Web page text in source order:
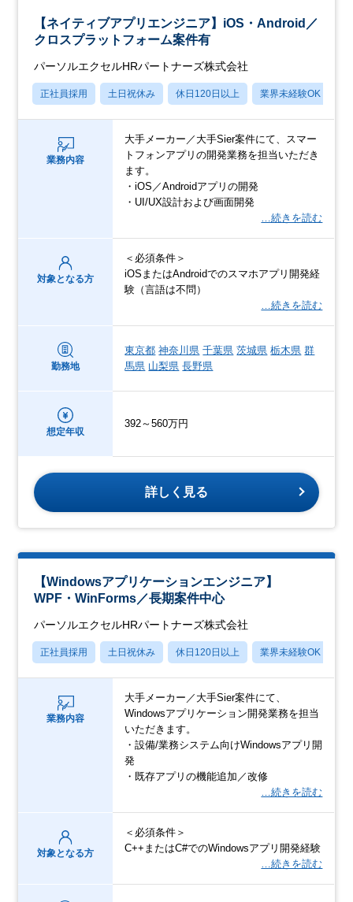
【ネイティブアプリエンジニア】iOS・Android／
クロスプラットフォーム案件有
パーソルエクセルHRパートナーズ株式会社
正社員採用 土日祝休み 休日120日以上 業界未経験OK
業務内容
大手メーカー／大手Sier案件にて、スマー
トフォンアプリの開発業務を担当いただき
ます。
・iOS／Androidアプリの開発
・UI/UX設計および画面開発
…続きを読む
対象となる方
＜必須条件＞
iOSまたはAndroidでのスマホアプリ開発経
験（言語は不問）
…続きを読む
勤務地
東京都 神奈川県 千葉県 茨城県 栃木県 群
馬県 山梨県 長野県
想定年収
392～560万円
詳しく見る
【Windowsアプリケーションエンジニア】
WPF・WinForms／長期案件中心
パーソルエクセルHRパートナーズ株式会社
正社員採用 土日祝休み 休日120日以上 業界未経験OK
業務内容
大手メーカー／大手Sier案件にて、
Windowsアプリケーション開発業務を担当
いただきます。
・設備/業務システム向けWindowsアプリ開
発
・既存アプリの機能追加／改修
…続きを読む
対象となる方
＜必須条件＞
C++またはC#でのWindowsアプリ開発経験
…続きを読む